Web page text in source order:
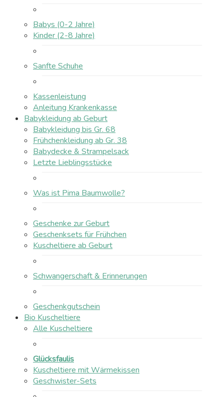
Babys (0-2 Jahre)
Kinder (2-8 Jahre)
Sanfte Schuhe
Kassenleistung
Anleitung Krankenkasse
Babykleidung ab Geburt
Babykleidung bis Gr. 68
Frühchenkleidung ab Gr. 38
Babydecke & Strampelsack
Letzte Lieblingsstücke
Was ist Pima Baumwolle?
Geschenke zur Geburt
Geschenksets für Frühchen
Kuscheltiere ab Geburt
Schwangerschaft & Erinnerungen
Geschenkgutschein
Bio Kuscheltiere
Alle Kuscheltiere
Glücksfaulis
Kuscheltiere mit Wärmekissen
Geschwister-Sets